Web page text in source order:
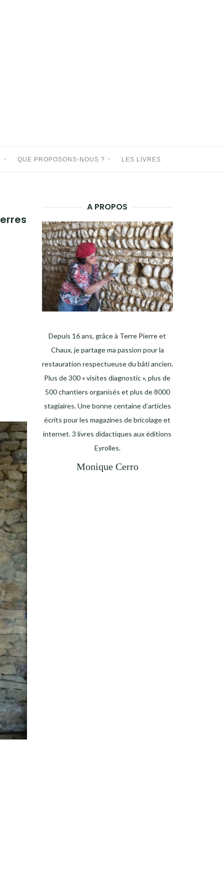
QUE PROPOSONS-NOUS ? LES LIVRES
A PROPOS
Depuis 16 ans, grâce à Terre Pierre et
Chaux, je partage ma passion pour la
restauration respectueuse du bâti ancien.
Plus de 300 « visites diagnostic », plus de
500 chantiers organisés et plus de 8000
stagiaires. Une bonne centaine d’articles
écrits pour les magazines de bricolage et
internet. 3 livres didactiques aux éditions
Eyrolles.
Monique Cerro